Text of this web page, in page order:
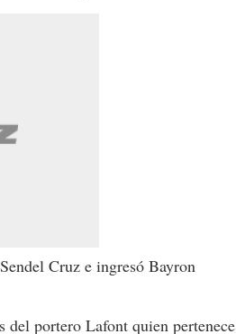
Cruz e ingresó Bayron
del portero Lafont quien pertenece